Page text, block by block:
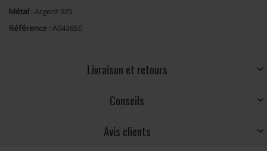
Métal : Argent 925
Référence : A043650
Livraison et retours
Conseils
Avis clients